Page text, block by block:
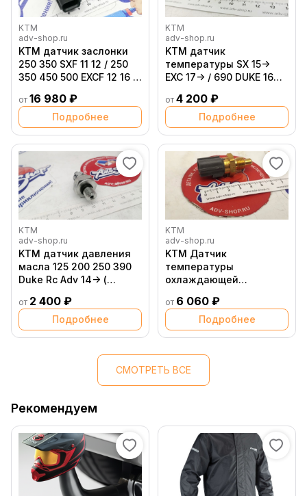
KTM
adv-shop.ru
KTM датчик заслонки
250 350 SXF 11 12 / 250
350 450 500 EXCF 12 16 /
81241077044 )
от 16 980 ₽
Подробнее
KTM
adv-shop.ru
KTM датчик
температуры SX 15->
EXC 17-> / 690 DUKE 16->
17-> / 1290 20-> (
79435047000 )
от 4 200 ₽
Подробнее
KTM
adv-shop.ru
KTM датчик давления
масла 125 200 250 390
Duke Rc Adv 14-> (
от 2 400 ₽
Подробнее
KTM
adv-shop.ru
KTM Датчик
температуры
охлаждающей
1190 1290 LC8 02 20 /
SXF EXCF 11 16 (
60011252000 )
от 6 060 ₽
Подробнее
СМОТРЕТЬ ВСЕ
Рекомендуем